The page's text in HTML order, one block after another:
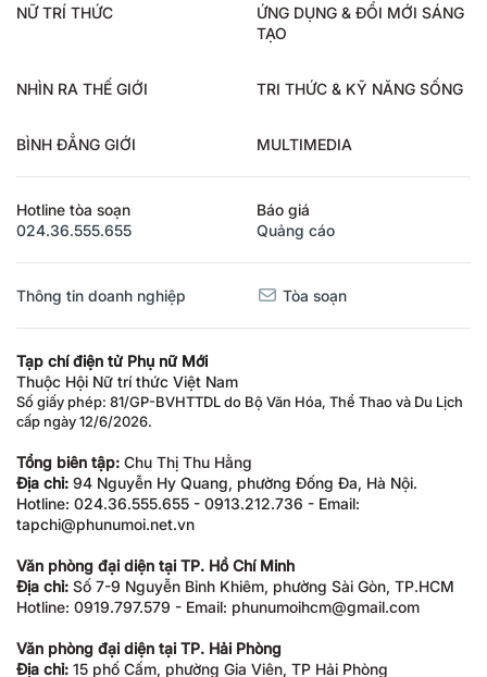
NỮ TRÍ THỨC
ỨNG DỤNG & ĐỔI MỚI SÁNG
TẠO
NHÌN RA THẾ GIỚI TRI THỨC & KỸ NĂNG SỐNG
BÌNH ĐẲNG GIỚI MULTIMEDIA
Hotline tòa soạn
024.36.555.655
Báo giá
Quảng cáo
Thông tin doanh nghiệp Tòa soạn
Tạp chí điện tử Phụ nữ Mới
Thuộc Hội Nữ trí thức Việt Nam
Số giấy phép: 81/GP-BVHTTDL do Bộ Văn Hóa, Thể Thao và Du Lịch
cấp ngày 12/6/2026.
Tổng biên tập: Chu Thị Thu Hằng
Địa chỉ: 94 Nguyễn Hy Quang, phường Đống Đa, Hà Nội.
Hotline: 024.36.555.655 - 0913.212.736 - Email:
tapchi@phunumoi.net.vn
Văn phòng đại diện tại TP. Hồ Chí Minh
Địa chỉ: Số 7-9 Nguyễn Bỉnh Khiêm, phường Sài Gòn, TP.HCM
Hotline: 0919.797.579 - Email: phunumoihcm@gmail.com
Văn phòng đại diện tại TP. Hải Phòng
Địa chỉ: 15 phố Cấm, phường Gia Viên, TP Hải Phòng